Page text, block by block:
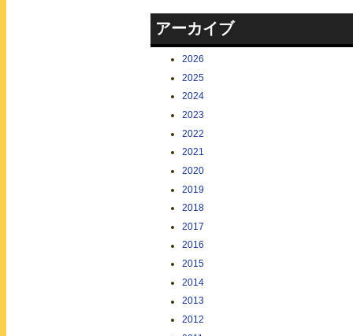
アーカイブ
2026
2025
2024
2023
2022
2021
2020
2019
2018
2017
2016
2015
2014
2013
2012